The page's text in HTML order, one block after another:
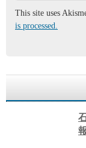
This site uses
is processed.